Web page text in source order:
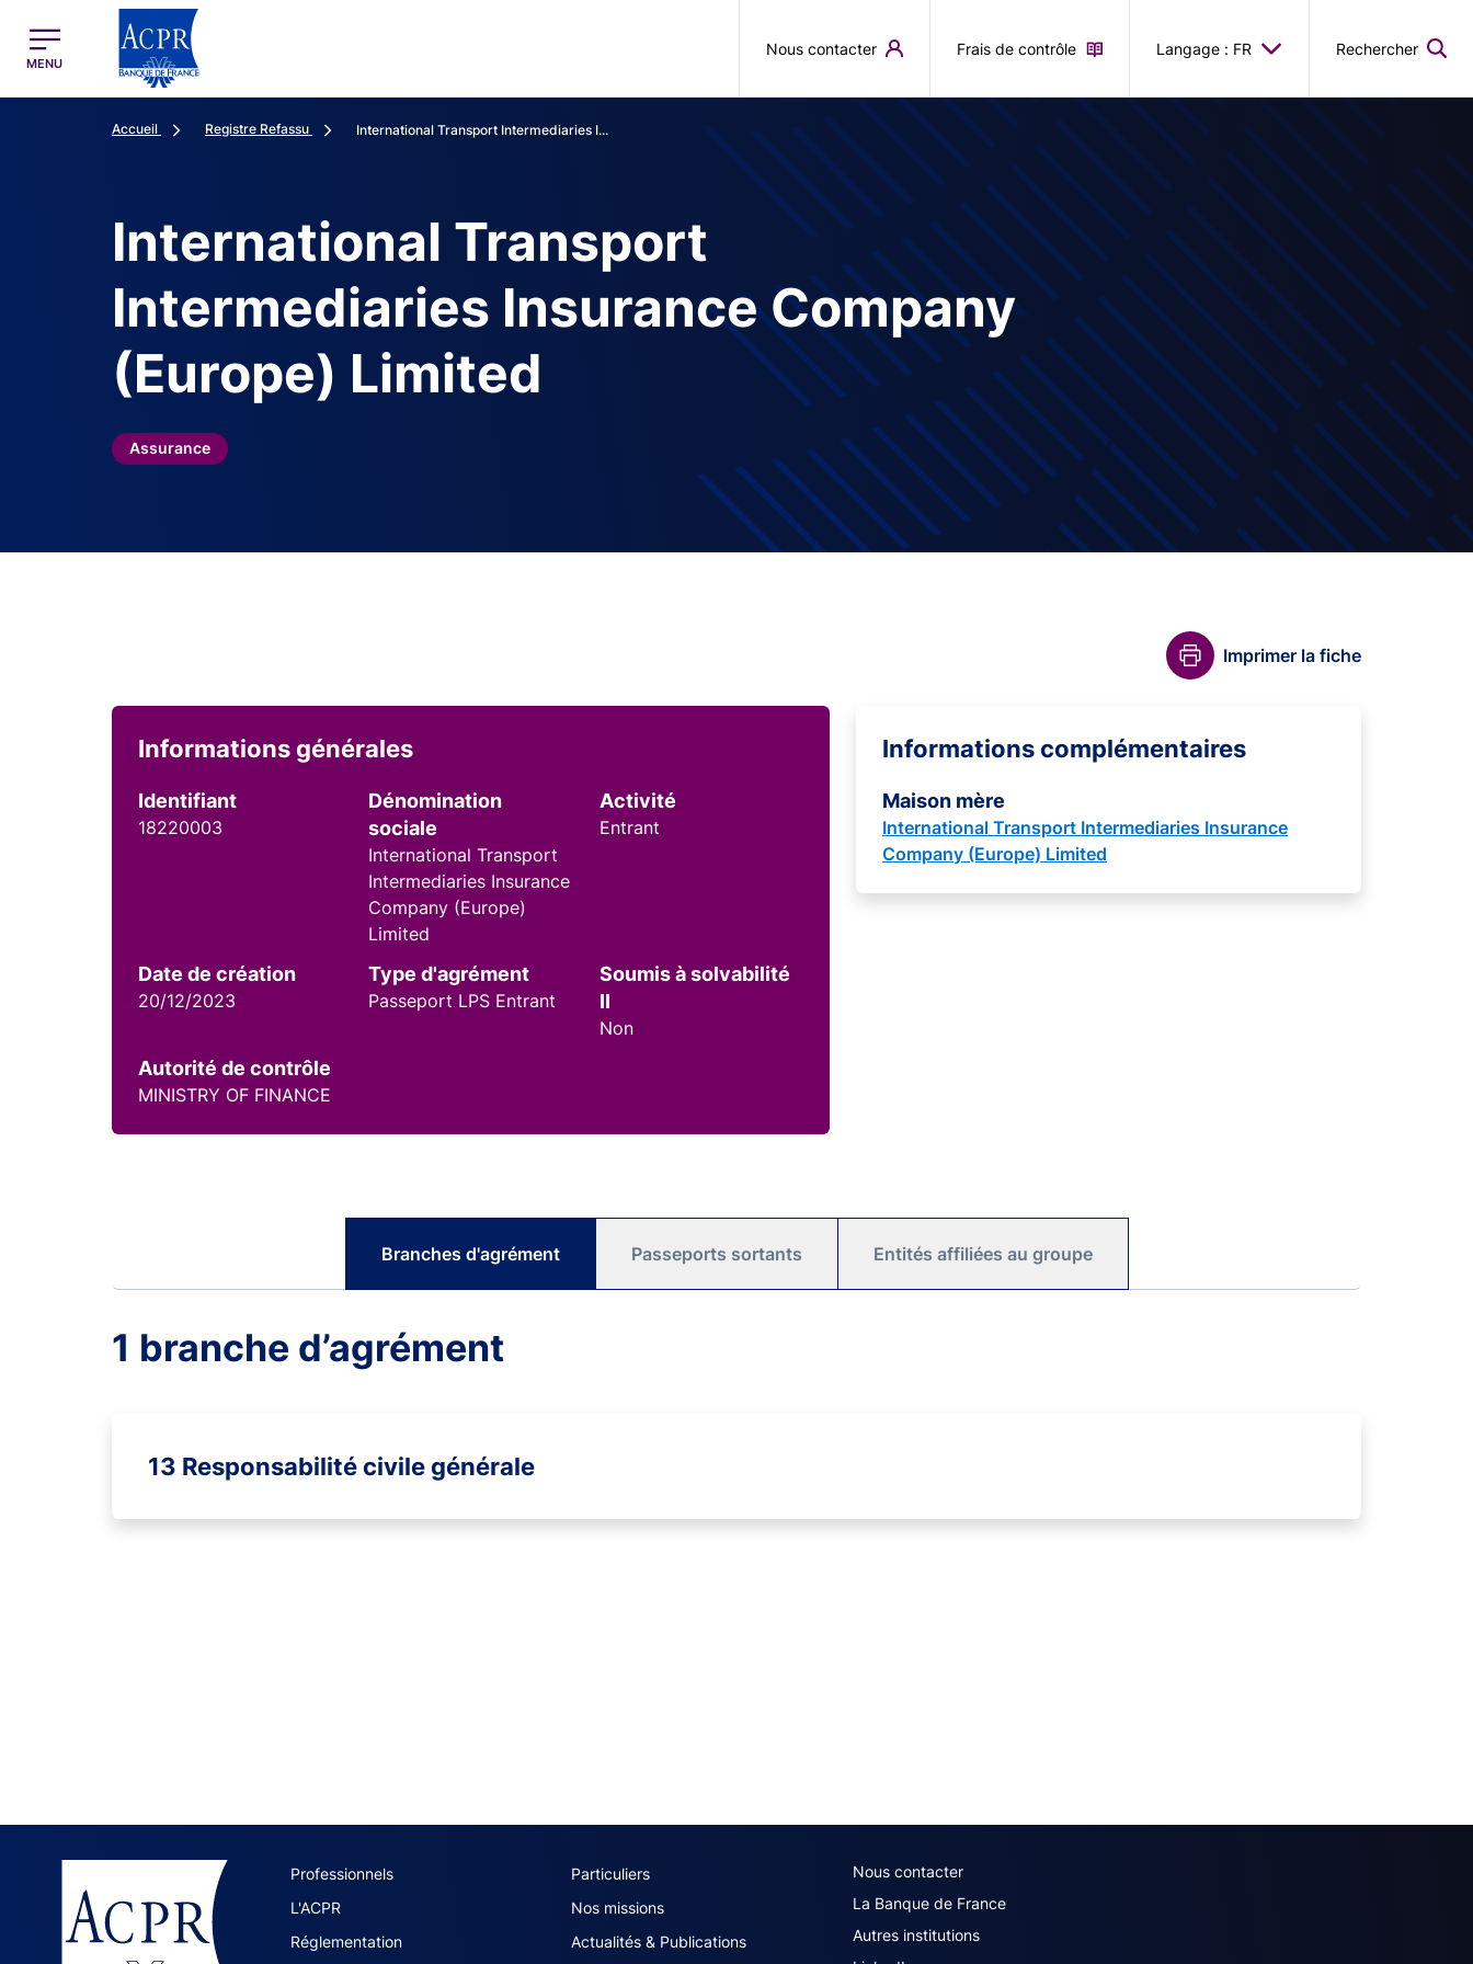
ACPR Menu Principal (French)
MENU
Nous contacter Frais de contrôle Langage : FR Rechercher
Accueil Registre Refassu International Transport Intermediaries I...
International Transport
Intermediaries Insurance Company
(Europe) Limited
Assurance
Imprimer la fiche
Informations générales
Identifiant
18220003
Dénomination
sociale
International Transport
Intermediaries Insurance
Company (Europe)
Limited
Activité
Entrant
Date de création
20/12/2023
Type d'agrément
Passeport LPS Entrant
Soumis à solvabilité
II
Non
Autorité de contrôle
MINISTRY OF FINANCE
Informations complémentaires
Maison mère
International Transport Intermediaries Insurance
Company (Europe) Limited
Branches d'agrément Passeports sortants Entités affiliées au groupe
1 branche d’agrément
13 Responsabilité civile générale
ACPR site navigation (French)
Professionnels
Particuliers
L'ACPR
Nos missions
Réglementation
Actualités & Publications
ACPR footer secondary menu (French)
Nous contacter
La Banque de France
Autres institutions